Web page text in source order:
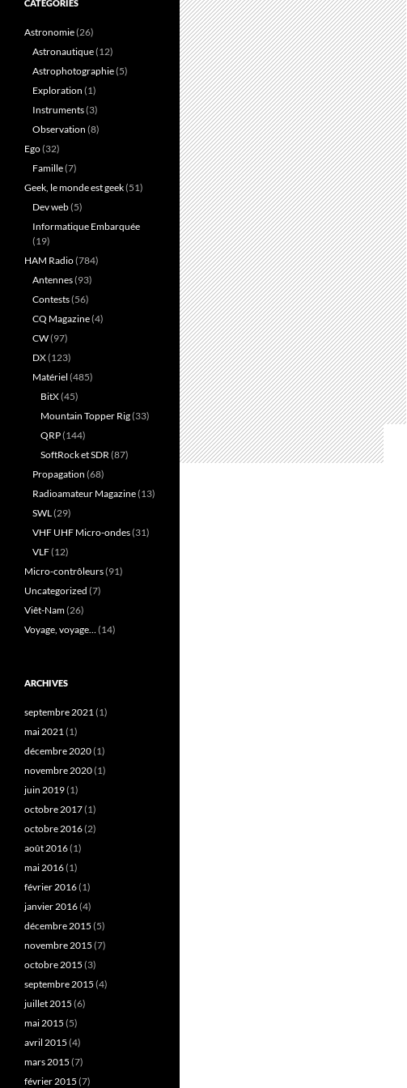
CATÉGORIES
Astronomie(26)
Astronautique(12)
Astrophotographie(5)
Exploration (1)
Instruments(3)
Observation (8)
Ego(32)
Famille(7)
Geek, le monde est geek(51)
Dev web(5)
Informatique Embarquée
(19)
HAM Radio(784)
Antennes(93)
Contests(56)
CQ Magazine(4)
CW(97)
DX(123)
Matériel (485)
BitX(45)
Mountain Topper Rig(33)
QRP(144)
SoftRock et SDR(87)
Propagation (68)
Radioamateur Magazine(13)
SWL(29)
VHF UHF Micro-ondes(31)
VLF(12)
Micro-contrôleurs(91)
Uncategorized (7)
Viêt-Nam(26)
Voyage, voyage…(14)
ARCHIVES
septembre 2021(1)
mai 2021(1)
décembre 2020(1)
novembre 2020(1)
juin 2019(1)
octobre 2017(1)
octobre 2016(2)
août 2016(1)
mai 2016(1)
février 2016(1)
janvier 2016(4)
décembre 2015 (5)
novembre 2015 (7)
octobre 2015 (3)
septembre 2015 (4)
juillet 2015 (6)
mai 2015 (5)
avril 2015 (4)
mars 2015 (7)
février 2015 (7)